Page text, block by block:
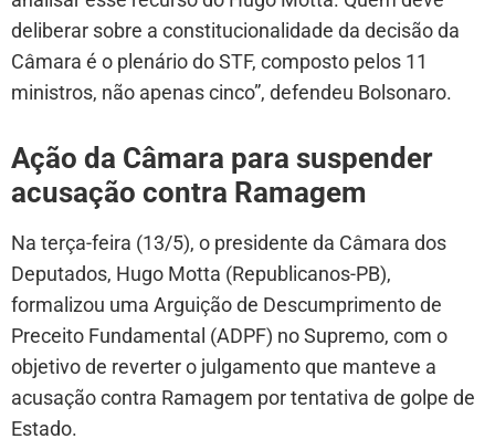
deliberar sobre a constitucionalidade da decisão da
Câmara é o plenário do STF, composto pelos 11
ministros, não apenas cinco”, defendeu Bolsonaro.
Ação da Câmara para suspender
acusação contra Ramagem
Na terça-feira (13/5), o presidente da Câmara dos
Deputados, Hugo Motta (Republicanos-PB),
formalizou uma Arguição de Descumprimento de
Preceito Fundamental (ADPF) no Supremo, com o
objetivo de reverter o julgamento que manteve a
acusação contra Ramagem por tentativa de golpe de
Estado.